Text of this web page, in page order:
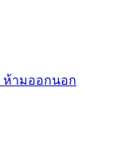
ห้ามออกนอก